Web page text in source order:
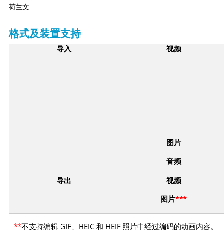
荷兰文
格式及装置支持
导入 视频
图片
音频
导出 视频
图片***
**不支持编辑 GIF、HEIC 和 HEIF 照片中经过编码的动画内容。